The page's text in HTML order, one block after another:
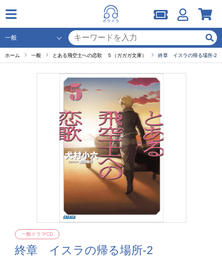
ホーム 一般 とある飛空士への恋歌 ５（ガガガ文庫） 終章 イスラの帰る場所-2
終章 イスラの帰る場所-2
一般ドラマCD